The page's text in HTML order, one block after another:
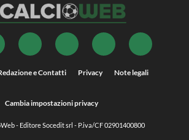
e Contatti Privacy Note legali
Cambia impostazioni privacy
- Editore Socedit srl - P.iva/CF 02901400800